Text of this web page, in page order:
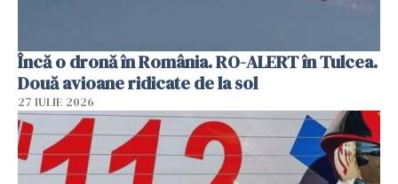
Încă o dronă în România. RO-ALERT în Tulcea.
Două avioane ridicate de la sol
27 IULIE 2026